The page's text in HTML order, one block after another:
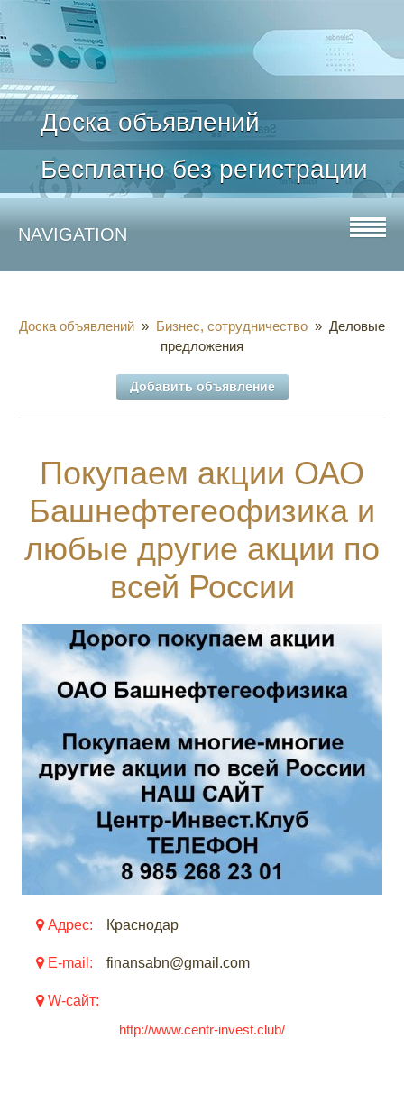
Доска объявлений
Бесплатно без регистрации
NAVIGATION
Доска объявлений » Бизнес, сотрудничество » Деловые
предложения
Добавить объявление
Покупаем акции ОАО
Башнефтегеофизика и
любые другие акции по
всей России
Адрес: Краснодар
E-mail: finansabn@gmail.com
W-сайт:
http://www.centr-invest.club/